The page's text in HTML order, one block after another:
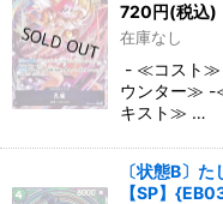
720円(税込)
在庫なし
- ≪コスト
ウンター≫
キスト≫ …
〔状態B〕
【SP】